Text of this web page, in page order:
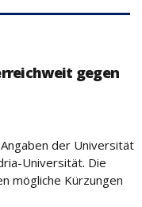
gegen
der Universität
Universität. Die
mögliche Kürzungen